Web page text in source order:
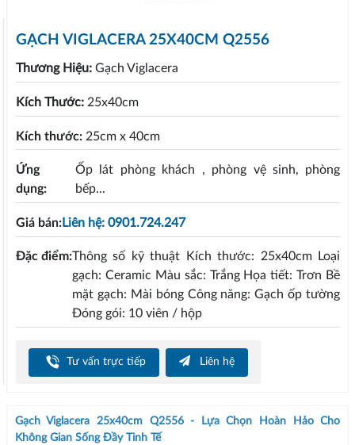
GẠCH VIGLACERA 25X40CM Q2556
Thương Hiệu: Gạch Viglacera
Kích Thước: 25x40cm
Kích thước: 25cm x 40cm
Ứng
dụng:
Ốp lát phòng khách , phòng vệ sinh, phòng
bếp...
Giá bán:Liên hệ: 0901.724.247
Đặc điểm:Thông số kỹ thuật Kích thước: 25x40cm Loại
gạch: Ceramic Màu sắc: Trắng Họa tiết: Trơn Bề
mặt gạch: Mài bóng Công năng: Gạch ốp tường
Đóng gói: 10 viên / hộp
Tư vấn trực tiếp Liên hệ
Gạch Viglacera 25x40cm Q2556 - Lựa Chọn Hoàn Hảo Cho
Không Gian Sống Đầy Tinh Tế